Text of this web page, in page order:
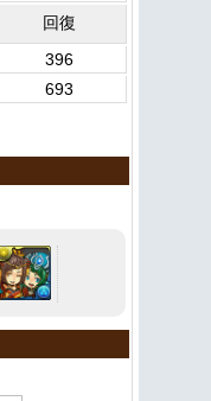
回復
396
693